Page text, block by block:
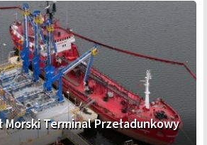
Morski Terminal Przeładunkowy